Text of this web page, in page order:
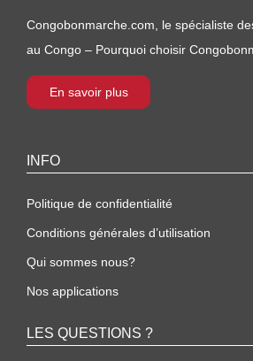
Congobonmarche.com, le spécialiste
au Congo – Pourquoi choisir
En savoir plus
INFO
Politique de confidentialité
Conditions générales d’utilisation
Qui sommes nous?
Nos applications
LES QUESTIONS ?